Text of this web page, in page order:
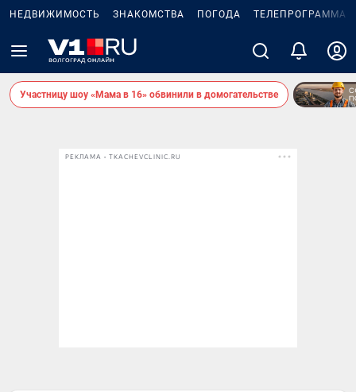
НЕДВИЖИМОСТЬ ЗНАКОМСТВА ПОГОДА ТЕЛЕПРОГРАММА
Участницу шоу «Мама в 16» обвинили в домогательстве
РЕКЛАМА • TKACHEVCLINIC.RU